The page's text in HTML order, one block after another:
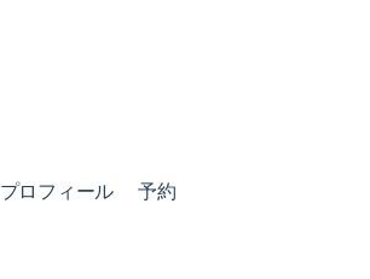
プロフィール 予約